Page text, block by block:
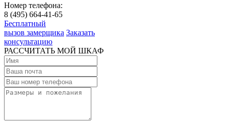
Номер телефона:
8 (495) 664-41-65
Бесплатный
вызов замерщика Заказать
консультацию
РАССЧИТАТЬ МОЙ ШКАФ